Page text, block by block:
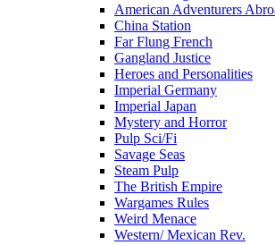
American Adventurers
China Station
Far Flung French
Gangland Justice
Heroes and Personalities
Imperial Germany
Imperial Japan
Mystery and Horror
Pulp Sci/Fi
Savage Seas
Steam Pulp
The British Empire
Wargames Rules
Weird Menace
Western/ Mexican Rev.